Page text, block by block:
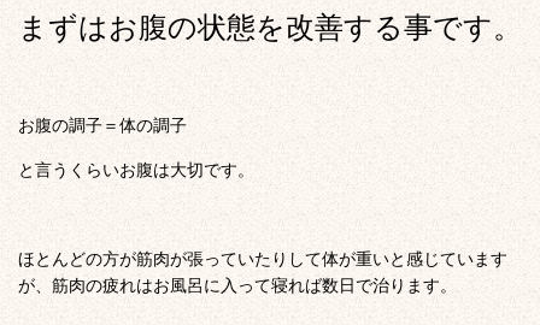
まずはお腹の状態を改善する事です。
お腹の調子＝体の調子
と言うくらいお腹は大切です。
ほとんどの方が筋肉が張っていたりして体が重いと感じています
が、筋肉の疲れはお風呂に入って寝れば数日で治ります。